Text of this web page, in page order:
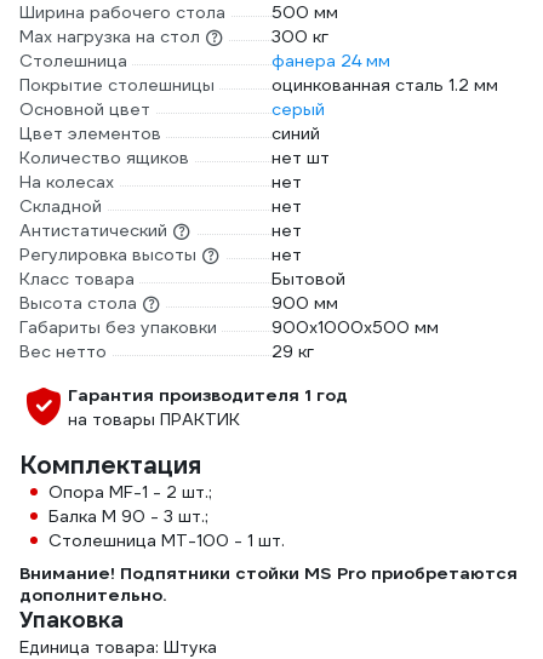
Ширина рабочего стола
500 мм
Max нагрузка на стол
300 кг
Столешница
фанера 24 мм
Покрытие столешницы
оцинкованная сталь 1.2 мм
Основной цвет
серый
Цвет элементов
синий
Количество ящиков
нет шт
На колесах
нет
Складной
нет
Антистатический
нет
Регулировка высоты
нет
Класс товара
Бытовой
Высота стола
900 мм
Габариты без упаковки
900х1000х500 мм
Вес нетто
29 кг
Гарантия производителя 1 год
на товары ПРАКТИК
Комплектация
Опора МF-1 - 2 шт.;
Балка M 90 - 3 шт.;
Столешница МT-100 - 1 шт.
Внимание! Подпятники стойки MS Pro приобретаются
дополнительно.
Упаковка
Единица товара: Штука